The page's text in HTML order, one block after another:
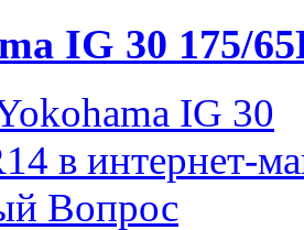
IG 30 175/